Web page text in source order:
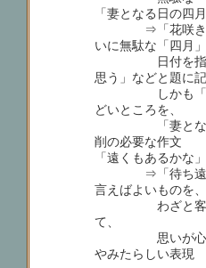
「妻となる日の四月
⇒「花咲き」
いに無駄な「四月
日付を指定し
思う」などと題に
しかも「妻と
どいところを、
「妻となる日
削の必要な作文
「遠くもあるかな」
⇒「待ち遠し
言えばよいものを、
わざと客体に
て、
思いが心情か
やみたらしい表現